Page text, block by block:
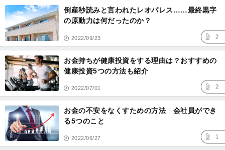
倒産秒読みと言われたレオパレス……最終黒字
の原動力は何だったのか？
2022/09/23 2
お金持ちが健康投資をする理由は？おすすめの
健康投資5つの方法も紹介
2022/07/01 2
お金の不安をなくすための方法 会社員ができ
る5つのこと
2022/06/27 1